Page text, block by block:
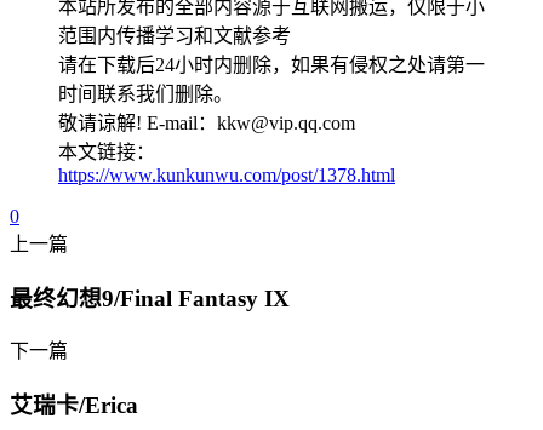
本站所发布的全部内容源于互联网搬运，仅限于小
范围内传播学习和文献参考
请在下载后24小时内删除，如果有侵权之处请第一
时间联系我们删除。
敬请谅解! E-mail：kkw@vip.qq.com
本文链接：
https://www.kunkunwu.com/post/1378.html
0
上一篇
最终幻想9/Final Fantasy IX
下一篇
艾瑞卡/Erica